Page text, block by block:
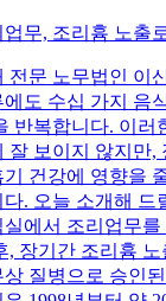
업무, 조리흄 노출
전문 노무법인 이
도 수십 가지 음
반복합니다. 이러
잘 보이지 않지만,
건강에 영향을
. 오늘 소개해 드
에서 조리업무를
, 장기간 조리흄
상 질병으로 승인